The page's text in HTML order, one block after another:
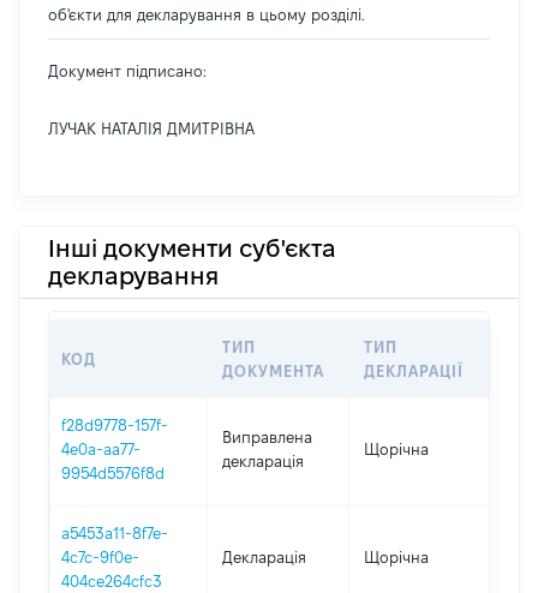
об'єкти для декларування в цьому розділі.
Документ підписано:
ЛУЧАК НАТАЛІЯ ДМИТРІВНА
Інші документи суб'єкта
декларування
КОД
ТИП
ДОКУМЕНТА
ТИП
ДЕКЛАРАЦІЇ
f28d9778-157f-
4e0a-aa77-
9954d5576f8d
Виправлена
декларація
Щорічна
a5453a11-8f7e-
4c7c-9f0e-
404ce264cfc3
Декларація Щорічна